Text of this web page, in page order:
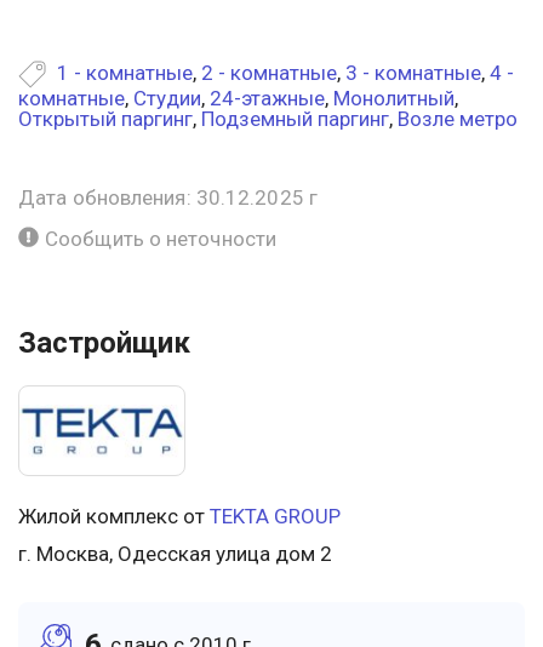
1 - комнатные, 2 - комнатные, 3 - комнатные, 4 -
комнатные, Студии, 24-этажные, Монолитный,
Открытый паргинг, Подземный паргинг, Возле метро
Дата обновления: 30.12.2025 г
Сообщить о неточности
Застройщик
Жилой комплекс от TEKTA GROUP
г. Москва, Одесская улица дом 2